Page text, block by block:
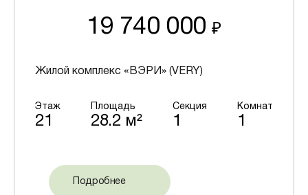
19 740 000₽
Жилой комплекс «ВЭРИ» (VERY)
Этаж
21
Площадь
28.2 м²
Секция
1
Комнат
1
Подробнее